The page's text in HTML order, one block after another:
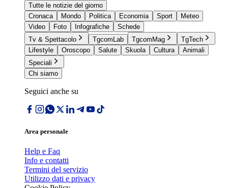
Tutte le notizie del giorno
Cronaca
Mondo Politica Economia Sport
Meteo
Video
Foto Infografiche
Schede
Tv & Spettacolo
TgcomLab TgcomMag
TgTech
Lifestyle
Oroscopo Salute Skuola Cultura
Animali
Speciali
Chi siamo
Seguici anche su
Area personale
Help e Faq
Info e contatti
Termini del servizio
Utilizzo dati e privacy